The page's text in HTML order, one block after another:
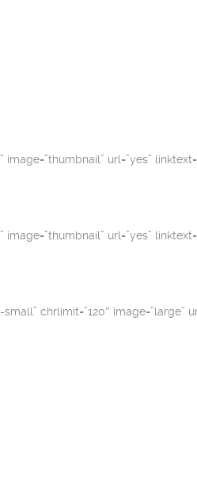
url=”yes”
url=”yes”
chrlimit=”120″ image=”large”